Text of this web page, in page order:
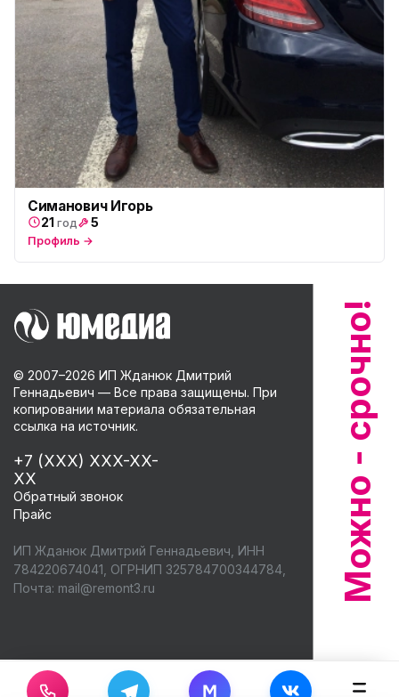
Симанович Игорь
21 год 5
Профиль →
© 2007–2026 ИП Жданюк Дмитрий
Геннадьевич — Все права защищены. При
копировании материала обязательная
ссылка на источник.
+7 (XXX) XXX-XX-
XX
Обратный звонок
Прайс
ИП Жданюк Дмитрий Геннадьевич, ИНН
784220674041, ОГРНИП 325784700344784,
Почта: mail@remont3.ru
M